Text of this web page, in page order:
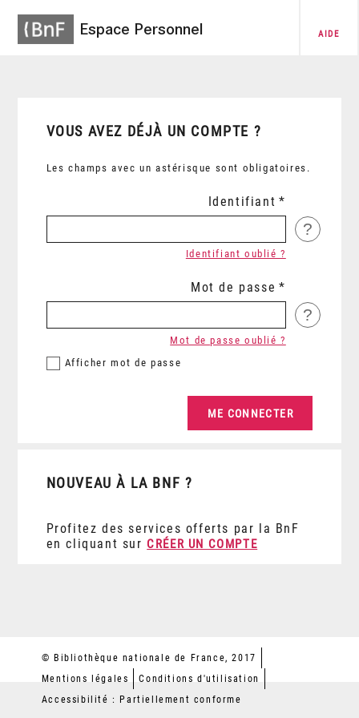
Espace Personnel AIDE
VOUS AVEZ DÉJÀ UN COMPTE ?
Les champs avec un astérisque sont obligatoires.
Identifiant
?
Identifiant oublié ?
Mot de passe
?
Afficher mot de passe
Mot de passe oublié ?
NOUVEAU À LA BNF ?
Profitez des services offerts par la BnF
en cliquant sur CRÉER UN COMPTE
© Bibliothèque nationale de France, 2017
Mentions légales
Conditions d'utilisation
Accessibilité : Partiellement conforme